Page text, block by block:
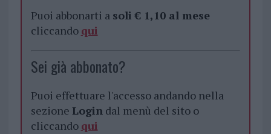
Puoi abbonarti a soli € 1,10 al mese
cliccando qui
Sei già abbonato?
Puoi effettuare l'accesso andando nella
sezione Logindal menù del sito o
cliccando qui